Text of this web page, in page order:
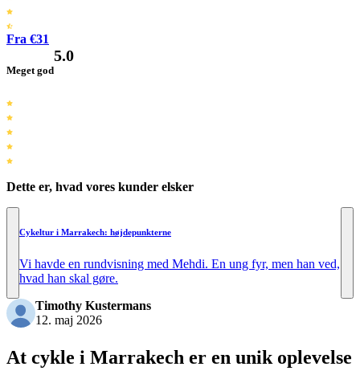
Fra €31
Meget god
5.0
Dette er, hvad vores kunder elsker
Cykeltur i Marrakech: højdepunkterne
Vi havde en rundvisning med Mehdi. En ung fyr, men han ved,
hvad han skal gøre.
Timothy Kustermans
12. maj 2026
At cykle i Marrakech er en unik oplevelse